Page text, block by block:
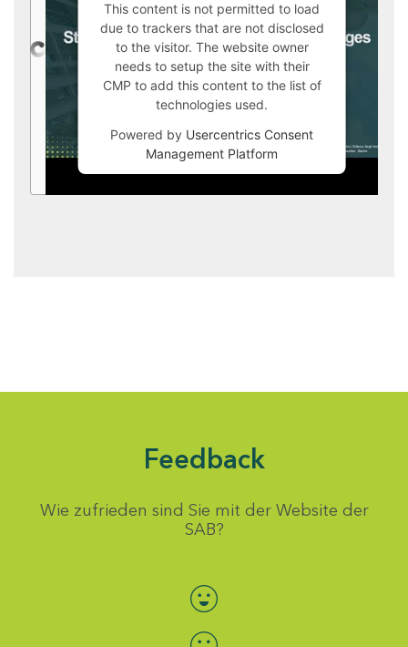
This content is not permitted to load
due to trackers that are not disclosed
to the visitor. The website owner
needs to setup the site with their
CMP to add this content to the list of
technologies used.
Powered by Usercentrics Consent
Management Platform
Feedback
Wie zufrieden sind Sie mit der Website der
SAB?
Bewertung auswählen